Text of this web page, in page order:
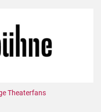
Theaterfans